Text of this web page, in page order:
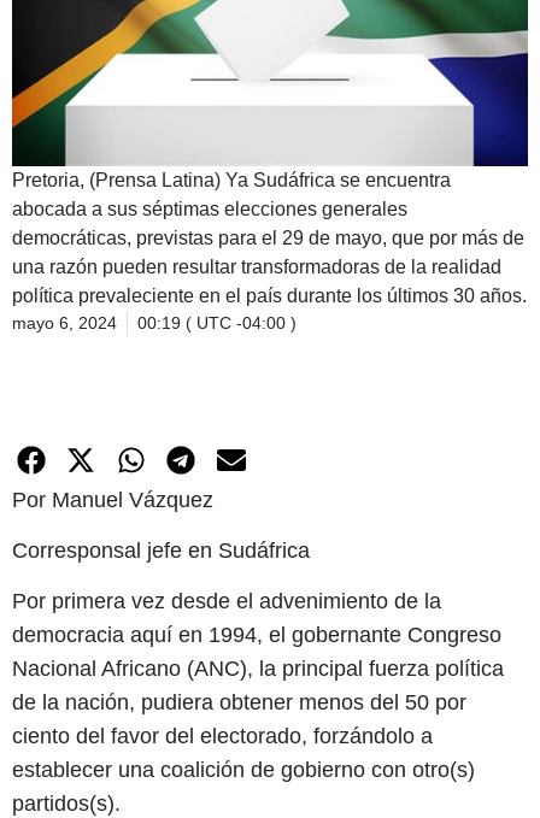
Pretoria, (Prensa Latina) Ya Sudáfrica se encuentra
abocada a sus séptimas elecciones generales
democráticas, previstas para el 29 de mayo, que por más de
una razón pueden resultar transformadoras de la realidad
política prevaleciente en el país durante los últimos 30 años.
mayo 6, 2024 00:19 ( UTC -04:00 )
Por Manuel Vázquez
Corresponsal jefe en Sudáfrica
Por primera vez desde el advenimiento de la
democracia aquí en 1994, el gobernante Congreso
Nacional Africano (ANC), la principal fuerza política
de la nación, pudiera obtener menos del 50 por
ciento del favor del electorado, forzándolo a
establecer una coalición de gobierno con otro(s)
partidos(s).